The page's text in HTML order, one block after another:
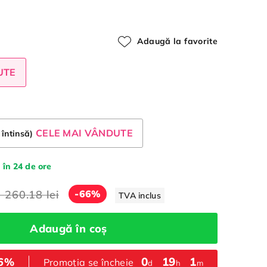
Adaugă la favorite
CELE MAI VÂNDUTE
24 de ore
260.18 lei -66% TVA inclus
Adaugă în coș
Promoția se încheie 0d 19h 1m